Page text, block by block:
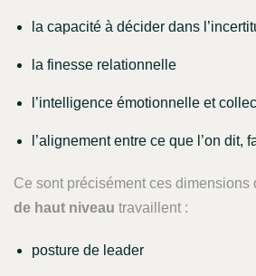
la capacité à décider dans
la finesse relationnelle
l’intelligence émotionnelle et
l’alignement entre ce que l’on dit,
Ce sont précisément ces dimensions
de haut niveau travaillent :
posture de leader